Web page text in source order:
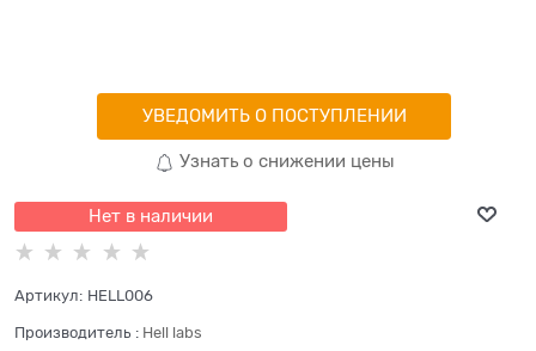
УВЕДОМИТЬ О ПОСТУПЛЕНИИ
Узнать о снижении цены
Нет в наличии
Артикул: HELL006
Производитель : Hell labs